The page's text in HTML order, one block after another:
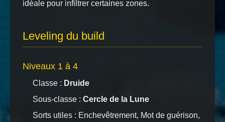
idéale pour infiltrer certaines zones.
Leveling du build
Niveaux 1 à 4
Classe : Druide
Sous-classe : Cercle de la Lune
Sorts utiles : Enchevêtrement, Mot de guérison,